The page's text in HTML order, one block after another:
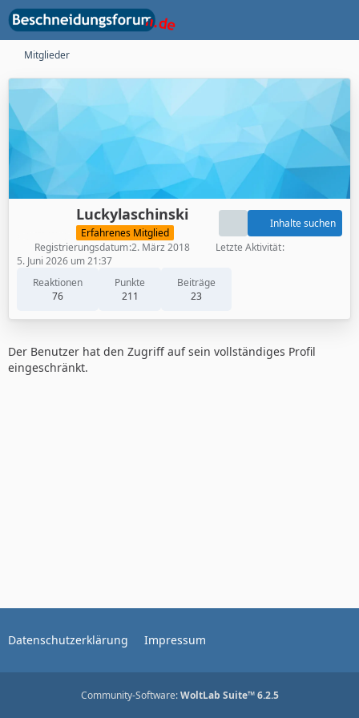
Mitglieder
Luckylaschinski
Erfahrenes Mitglied
Reaktionen
76
Punkte
211
Beiträge
23
Inhalte suchen
Registrierungsdatum 2. März 2018
Letzte Aktivität
5. Juni 2026 um 21:37
Der Benutzer hat den Zugriff auf sein vollständiges Profil
eingeschränkt.
Datenschutzerklärung Impressum
Community-Software:WoltLab Suite™ 6.2.5